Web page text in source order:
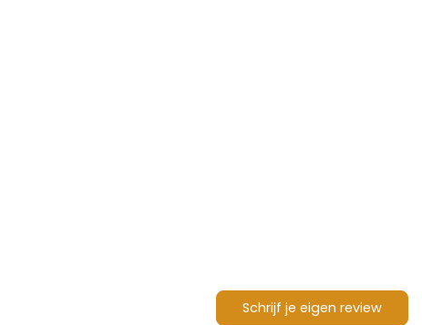
Schrijf je eigen review